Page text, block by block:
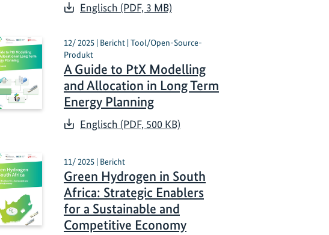
Englisch (PDF, 3 MB)
12/ 2025 | Bericht | Tool/Open-Source-
Produkt
A Guide to PtX Modelling
and Allocation in Long Term
Energy Planning
Englisch (PDF, 500 KB)
11/ 2025 | Bericht
Green Hydrogen in South
Africa: Strategic Enablers
for a Sustainable and
Competitive Economy